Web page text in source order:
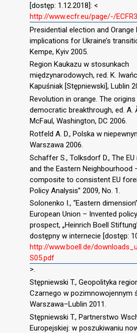
[dostęp: 1.12.2018]: <
http://www.ecfr.eu/page/-/
Presidential election and Orange
implications for Ukraine’s
Kempe, Kyiv 2005.
Region Kaukazu w stosunkach
międzynarodowych, red. K.
Kapuśniak [Stępniewski], Lublin
Revolution in orange. The origins
democratic breakthrough, ed. A.
McFaul, Washington, DC 2006.
Rotfeld A. D., Polska w
Warszawa 2006.
Schaffer S., Tolksdorf D., The
and the Eastern Neighbourhood
composite to consistent EU
Policy Analysis” 2009, No. 1.
Solonenko I., “Eastern
European Union – Invented
prospect, „Heinrich Boell
dostępny w internecie [dostęp:
http://www.boell.de/
S05.pdf
>.
Stępniewski T., Geopolityka
Czarnego w pozimnowojennym
Warszawa–Lublin 2011.
Stępniewski T., Partnerstwo
Europejskiej: w poszukiwaniu